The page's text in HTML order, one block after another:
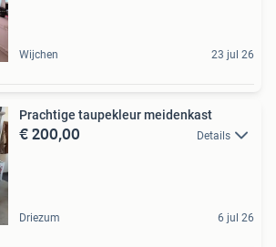
Wijchen 23 jul 26
Prachtige taupekleur meidenkast
€ 200,00 Details
Driezum 6 jul 26